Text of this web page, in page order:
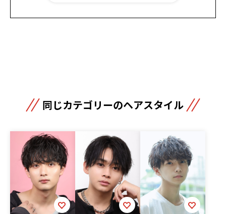
同じカテゴリーのヘアスタイル